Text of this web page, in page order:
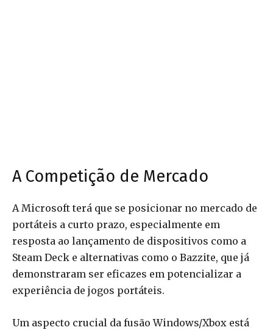
A Competição de Mercado
A Microsoft terá que se posicionar no mercado de
portáteis a curto prazo, especialmente em
resposta ao lançamento de dispositivos como a
Steam Deck e alternativas como o Bazzite, que já
demonstraram ser eficazes em potencializar a
experiência de jogos portáteis.
Um aspecto crucial da fusão Windows/Xbox está